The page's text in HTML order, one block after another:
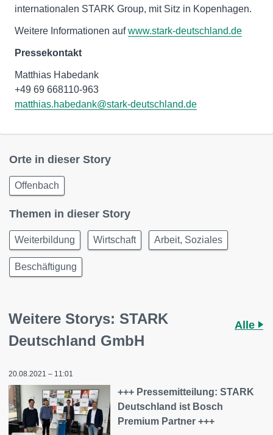
internationalen STARK Group, mit Sitz in Kopenhagen.
Weitere Informationen aufwww.stark-deutschland.de
Pressekontakt
Matthias Habedank
matthias.habedank@stark-deutschland.de
Orte in dieser Story
Offenbach
Themen in dieser Story
Weiterbildung Wirtschaft Arbeit, Soziales
Beschäftigung
Weitere Storys: STARK
Deutschland GmbH
Alle
20.08.2021 – 11:01
+++ Pressemitteilung: STARK
Deutschland ist Bosch
Premium Partner +++